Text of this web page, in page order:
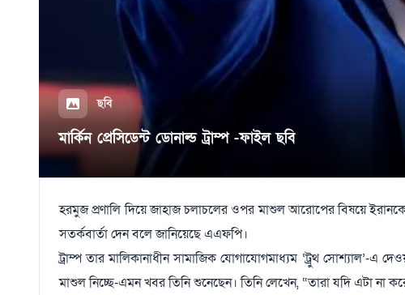
ছবি
মার্কিন প্রেসিডেন্ট ডোনাল্ড ট্রাম্প -ফাইল ছবি
হরমুজ প্রণালি দিয়ে জাহাজ চলাচলের ওপর মাশুল আরোপের বিষয়ে ইরানকে
সতর্কবার্তা দেন বলে জানিয়েছে এএফপি।
ট্রাম্প তার মালিকানাধীন সামাজিক যোগাযোগমাধ্যম ‘ট্রুথ সোশ্যাল’-এ
মাশুল নিচ্ছে-এমন খবর তিনি শুনেছেন। তিনি লেখেন, “তারা যদি এটা